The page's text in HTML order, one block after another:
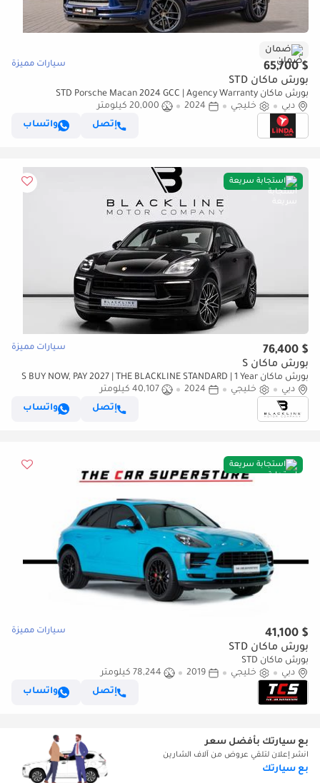
ضمان
$ 65,700 سيارات مميزة
بورش ماكان STD
بورش ماكان STD Porsche Macan 2024 GCC | Agency Warranty
دبي
خليجي 2024
20,000 كيلومتر
إتصل
واتساب
استجابة سريعة
$ 76,400 سيارات مميزة
بورش ماكان S
بورش ماكان S BUY NOW, PAY 2027 | THE BLACKLINE STANDARD | 1 Year
Blackline Warranty, GCC
دبي خليجي 2024
40,107 كيلومتر
إتصل
واتساب
استجابة سريعة
$ 41,100 سيارات مميزة
بورش ماكان STD
بورش ماكان STD
دبي
خليجي 2019
78,244 كيلومتر
إتصل
واتساب
بع سيارتك بأفضل سعر
انشر إعلان لتلقي عروض من آلاف الشارين
بع سيارتك